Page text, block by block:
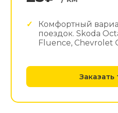
Комфортный
поездок. Skoda
Fluence, Chevrolet
Заказать